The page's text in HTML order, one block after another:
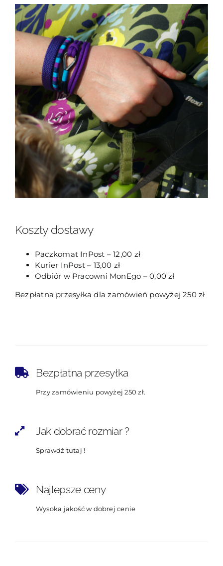
Koszty dostawy
Paczkomat InPost – 12,00 zł
Kurier InPost – 13,00 zł
Odbiór w Pracowni MonEgo – 0,00 zł
Bezpłatna przesyłka dla zamówień powyżej 250 zł
Bezpłatna przesyłka
Przy zamówieniu powyżej 250 zł.
Jak dobrać rozmiar ?
Sprawdź tutaj !
Najlepsze ceny
Wysoka jakość w dobrej cenie